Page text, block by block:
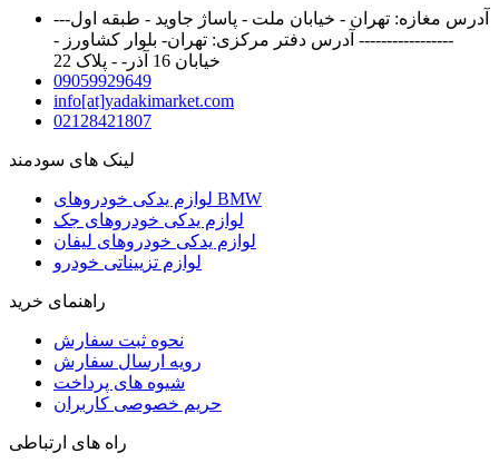
آدرس مغازه: تهران - خیابان ملت - پاساژ جاوید - طبقه اول---
----------------- آدرس دفتر مرکزی: تهران- بلوار کشاورز -
خیابان 16 آذر- - پلاک 22
09059929649
info[at]yadakimarket.com
02128421807
لینک های سودمند
لوازم یدکی خودروهای BMW
لوازم یدکی خودروهای جک
لوازم یدکی خودروهای لیفان
لوازم تزییناتی خودرو
راهنمای خرید
نحوه ثبت سفارش
رویه ارسال سفارش
شیوه های پرداخت
حریم خصوصی کاربران
راه های ارتباطی